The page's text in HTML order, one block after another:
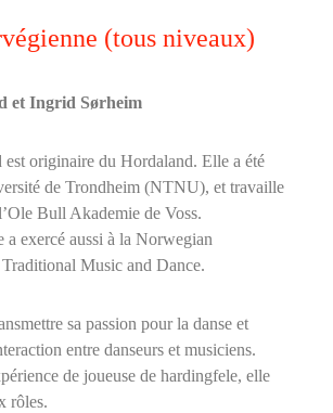
(tous niveaux)
et Ingrid Sørheim
originaire du Hordaland. Elle a été
de Trondheim (NTNU), et travaille
Bull Akademie de Voss.
a exercé aussi à la Norwegian
Music and Dance.
sa passion pour la danse et
entre danseurs et musiciens.
de joueuse de hardingfele, elle
rôles.